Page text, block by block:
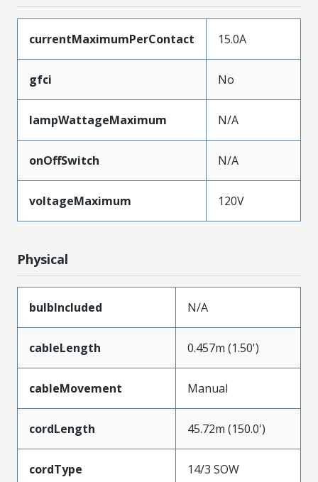
currentMaximumPerContact 15.0A
gfci No
lampWattageMaximum N/A
onOffSwitch N/A
voltageMaximum 120V
Physical
bulbIncluded N/A
cableLength 0.457m (1.50')
cableMovement Manual
cordLength 45.72m (150.0')
cordType 14/3 SOW